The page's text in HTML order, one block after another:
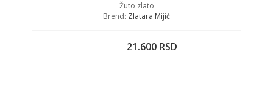
Žuto zlato
Brend: Zlatara Mijić
21.600 RSD